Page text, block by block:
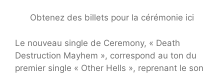
Obtenez des billets pour la cérémonie ici
Le nouveau single de Ceremony, « Death
Destruction Mayhem », correspond au ton du
premier single « Other Hells », reprenant le son